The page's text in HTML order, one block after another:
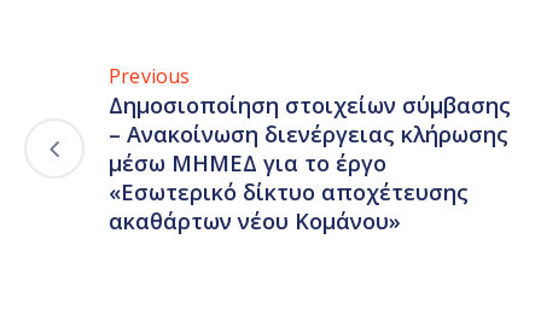
Previous
Δημοσιοποίηση στοιχείων σύμβασης
– Ανακοίνωση διενέργειας κλήρωσης
μέσω ΜΗΜΕΔ για το έργο
«Εσωτερικό δίκτυο αποχέτευσης
ακαθάρτων νέου Κομάνου»